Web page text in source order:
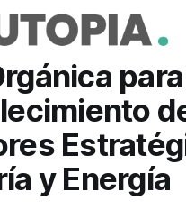
y Energía